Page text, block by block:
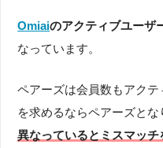
Omiaiのアクティブユーザ
なっています。
ペアーズは会員数もアク
を求めるならペアーズとな
異なっているとミスマッ